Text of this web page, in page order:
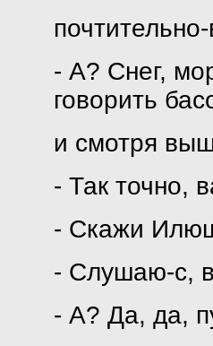
- А? Снег,
говорить
и смотря
- Так точно,
- Скажи
- Слушаю-с,
- А? Да, да,